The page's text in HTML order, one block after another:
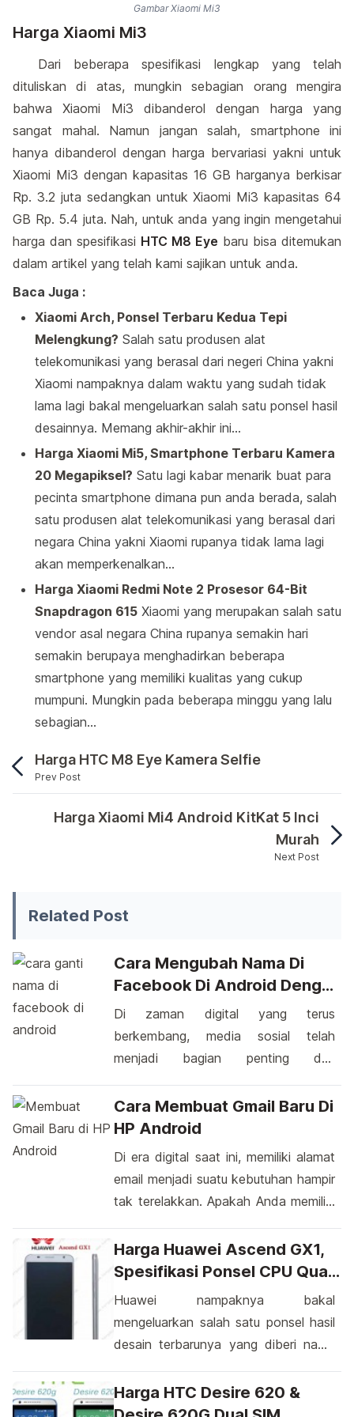
Gambar Xiaomi Mi3
Harga Xiaomi Mi3
Dari beberapa spesifikasi lengkap yang telah
dituliskan di atas, mungkin sebagian orang mengira
bahwa Xiaomi Mi3 dibanderol dengan harga yang
sangat mahal. Namun jangan salah, smartphone ini
hanya dibanderol dengan harga bervariasi yakni untuk
Xiaomi Mi3 dengan kapasitas 16 GB harganya berkisar
Rp. 3.2 juta sedangkan untuk Xiaomi Mi3 kapasitas 64
GB Rp. 5.4 juta. Nah, untuk anda yang ingin mengetahui
harga dan spesifikasi HTC M8 Eye baru bisa ditemukan
dalam artikel yang telah kami sajikan untuk anda.
Baca Juga :
Xiaomi Arch, Ponsel Terbaru Kedua Tepi
Melengkung? Salah satu produsen alat
telekomunikasi yang berasal dari negeri China yakni
Xiaomi nampaknya dalam waktu yang sudah tidak
lama lagi bakal mengeluarkan salah satu ponsel hasil
desainnya. Memang akhir-akhir ini…
Harga Xiaomi Mi5, Smartphone Terbaru Kamera
20 Megapiksel? Satu lagi kabar menarik buat para
pecinta smartphone dimana pun anda berada, salah
satu produsen alat telekomunikasi yang berasal dari
negara China yakni Xiaomi rupanya tidak lama lagi
akan memperkenalkan…
Harga Xiaomi Redmi Note 2 Prosesor 64-Bit
Snapdragon 615 Xiaomi yang merupakan salah satu
vendor asal negara China rupanya semakin hari
semakin berupaya menghadirkan beberapa
smartphone yang memiliki kualitas yang cukup
mumpuni. Mungkin pada beberapa minggu yang lalu
sebagian…
Harga HTC M8 Eye Kamera Selfie
Prev Post
Sudah terlalu banyak kita mendengar produk
Harga Xiaomi Mi4 Android KitKat 5 Inci
Murah
Next Post
Related Post
Cara Mengubah Nama Di
Facebook Di Android Dengan
Mudah
Di zaman digital yang terus
berkembang, media sosial telah
menjadi bagian penting dari
platform media sosial yang paling
populer adalah Facebook. Pengguna
teman, keluarga, dan rekan kerja
mereka secara online. Namun,
terkadang situasi mengharuskan
pengguna di platform ini. Bagaimana
cara ganti nama di […]
Cara Membuat Gmail Baru Di
HP Android
Di era digital saat ini, memiliki alamat
email menjadi suatu kebutuhan hampir
tak terelakkan. Apakah Anda memiliki
tahukah Anda betapa mudahnya
membuat akun Gmail baru langsung
Android, Anda dapat dengan cepat
mengakses dunia online dengan
memiliki alamat Gmail. Gmail, layanan
memberikan […]
Harga Huawei Ascend GX1,
Spesifikasi Ponsel CPU Quad
Core
Huawei nampaknya bakal
mengeluarkan salah satu ponsel hasil
desain terbarunya yang diberi nama
rupanya bocor sebelum diluncurkan
secara resmi. Telah beredar foto-foto
Harga HTC Desire 620 &